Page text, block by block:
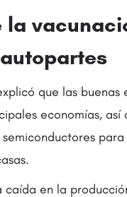
la
que las
economías,
caída en la